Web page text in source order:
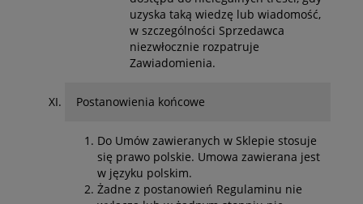
uzyska taką wiedzę lub wiadomość,
w szczególności Sprzedawca
niezwłocznie rozpatruje
Zawiadomienia.
Postanowienia końcowe
Do Umów zawieranych w Sklepie stosuje
się prawo polskie. Umowa zawierana jest
w języku polskim.
Żadne z postanowień Regulaminu nie